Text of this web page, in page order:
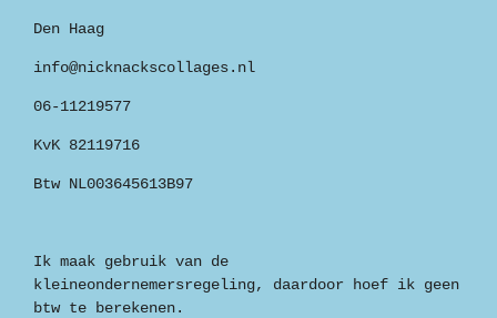
Den Haag
info@nicknackscollages.nl
06-11219577
KvK 82119716
Btw NL003645613B97
Ik maak gebruik van de
kleineondernemersregeling, daardoor hoef ik geen
btw te berekenen.